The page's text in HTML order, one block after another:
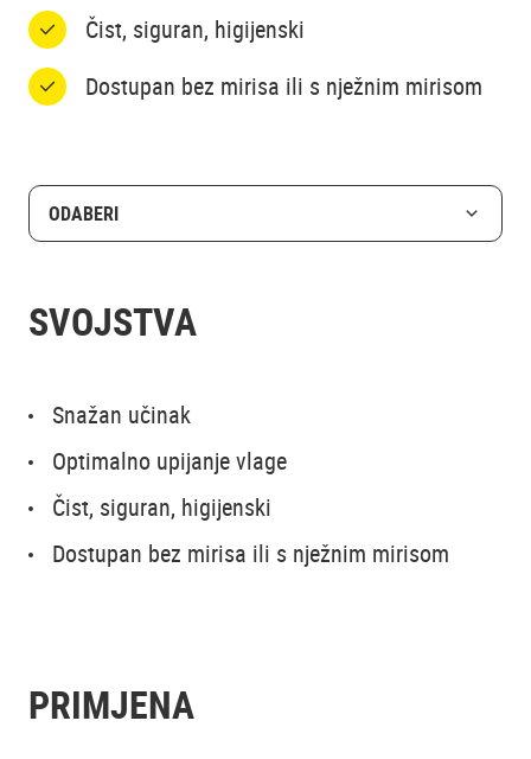
Čist, siguran, higijenski
Dostupan bez mirisa ili s nježnim mirisom
ODABERI
SVOJSTVA
Snažan učinak
Optimalno upijanje vlage
Čist, siguran, higijenski
Dostupan bez mirisa ili s nježnim mirisom
PRIMJENA